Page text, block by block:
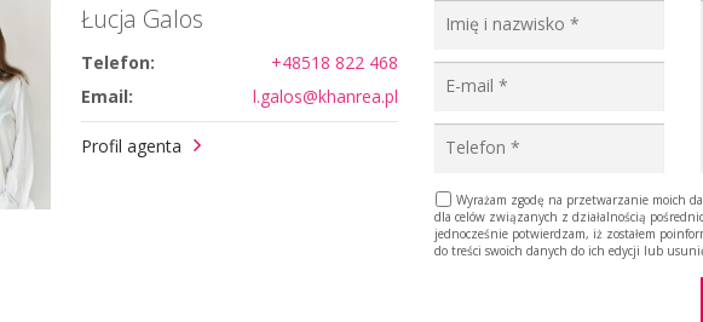
Łucja Galos
Telefon:
+48518 822 468
Email:
l.galos@khanrea.pl
Profil agenta
Wyrażam zgodę na przetwarzanie moich
dla celów związanych z działalnością
jednocześnie potwierdzam, iż zostałem
do treści swoich danych do ich edycji lub